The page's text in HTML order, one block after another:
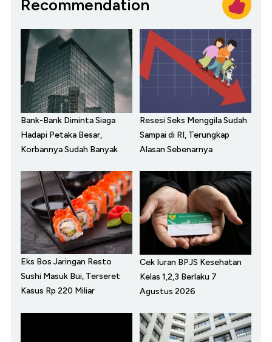
Recommendation
Bank-Bank Diminta Siaga
Hadapi Petaka Besar,
Korbannya Sudah Banyak
Resesi Seks Menggila Sudah
Sampai di RI, Terungkap
Alasan Sebenarnya
Eks Bos Jaringan Resto
Sushi Masuk Bui, Terseret
Kasus Rp 220 Miliar
Cek Iuran BPJS Kesehatan
Kelas 1,2,3 Berlaku 7
Agustus 2026